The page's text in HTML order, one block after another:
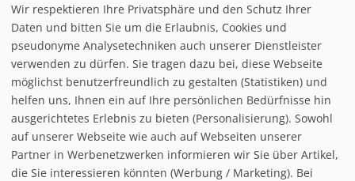
Wir respektieren Ihre Privatsphäre und den Schutz Ihrer
Daten und bitten Sie um die Erlaubnis, Cookies und
pseudonyme Analysetechniken auch unserer Dienstleister
verwenden zu dürfen. Sie tragen dazu bei, diese Webseite
möglichst benutzerfreundlich zu gestalten (Statistiken) und
helfen uns, Ihnen ein auf Ihre persönlichen Bedürfnisse hin
ausgerichtetes Erlebnis zu bieten (Personalisierung). Sowohl
auf unserer Webseite wie auch auf Webseiten unserer
Partner in Werbenetzwerken informieren wir Sie über Artikel,
die Sie interessieren könnten (Werbung / Marketing). Bei